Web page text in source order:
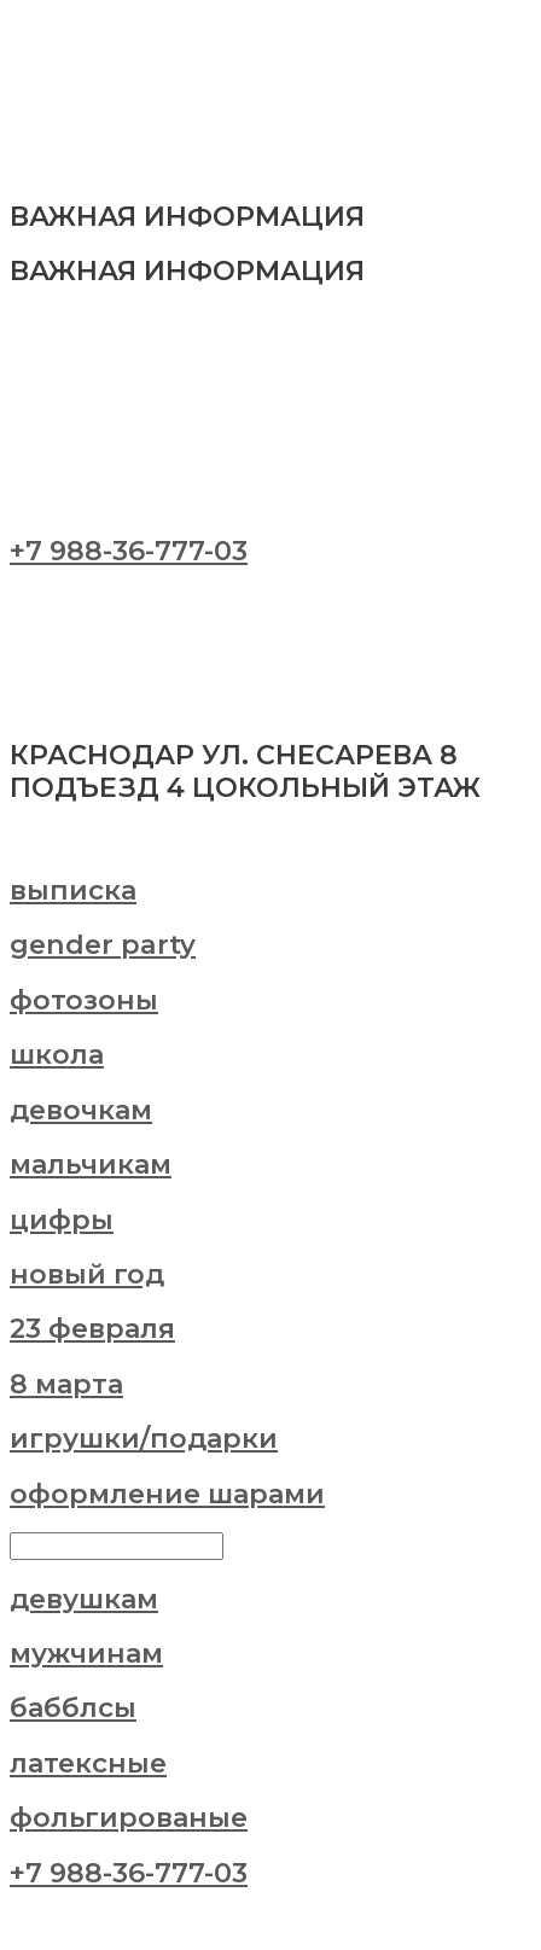
ВАЖНАЯ ИНФОРМАЦИЯ
ВАЖНАЯ ИНФОРМАЦИЯ
+7 988-36-777-03
КРАСНОДАР УЛ. СНЕСАРЕВА 8
ПОДЪЕЗД 4 ЦОКОЛЬНЫЙ ЭТАЖ
выписка
gender party
фотозоны
школа
девочкам
мальчикам
цифры
новый год
23 февраля
8 марта
игрушки/подарки
оформление шарами
девушкам
мужчинам
бабблсы
латексные
фольгированые
+7 988-36-777-03